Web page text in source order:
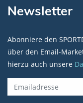
Newsletter
Abonniere den
über den Email-
hierzu auch unsere